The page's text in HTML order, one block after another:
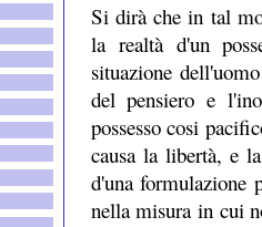
Si dirà che in tal
la realtà d'un
situazione
del pensiero e
possesso cosi
causa la libertà, e
d'una formulazione
nella misura in cui